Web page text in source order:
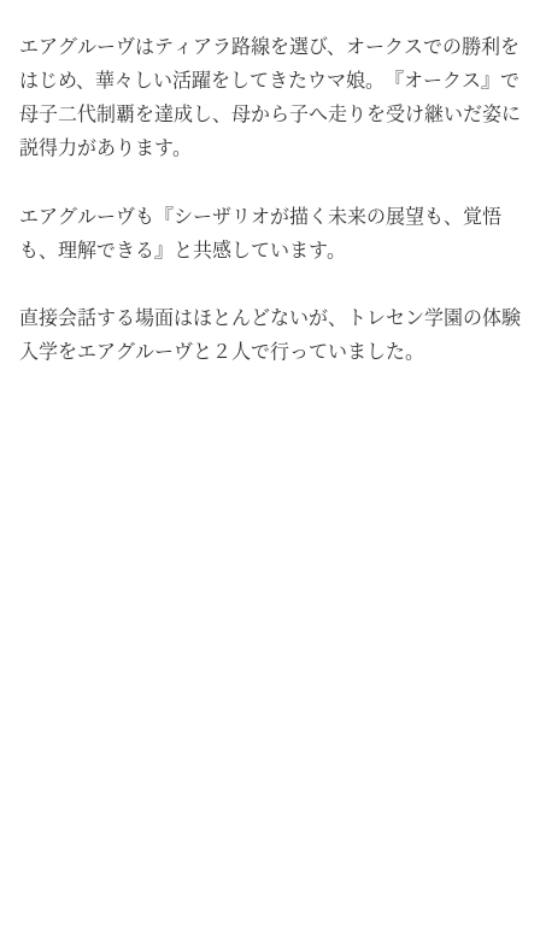
エアグルーヴはティアラ路線を選び、オークスでの勝利を
はじめ、華々しい活躍をしてきたウマ娘。『オークス』で
母子二代制覇を達成し、母から子へ走りを受け継いだ姿に
説得力があります。
エアグルーヴも『シーザリオが描く未来の展望も、覚悟
も、理解できる』と共感しています。
直接会話する場面はほとんどないが、トレセン学園の体験
入学をエアグルーヴと２人で行っていました。